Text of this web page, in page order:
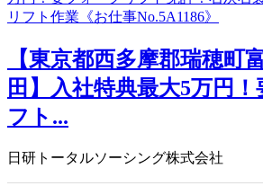
【東京都西多摩郡瑞穂町
田】入社特典最大5万円
フト...
日研トータルソーシング株式会社